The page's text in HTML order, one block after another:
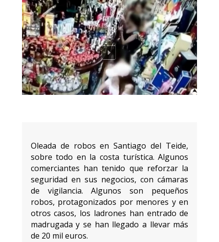
Oleada de robos en Santiago del Teide,
sobre todo en la costa turística. Algunos
comerciantes han tenido que reforzar la
seguridad en sus negocios, con cámaras
de vigilancia. Algunos son pequeños
robos, protagonizados por menores y en
otros casos, los ladrones han entrado de
madrugada y se han llegado a llevar más
de 20 mil euros.